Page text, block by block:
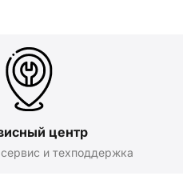
центр
и техподдержка